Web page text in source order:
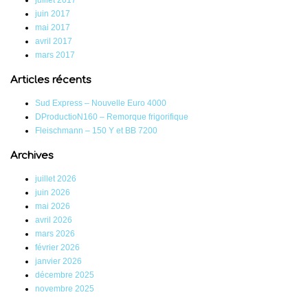
juin 2017
mai 2017
avril 2017
mars 2017
Articles récents
Sud Express – Nouvelle Euro 4000
DProductioN160 – Remorque frigorifique
Fleischmann – 150 Y et BB 7200
Archives
juillet 2026
juin 2026
mai 2026
avril 2026
mars 2026
février 2026
janvier 2026
décembre 2025
novembre 2025